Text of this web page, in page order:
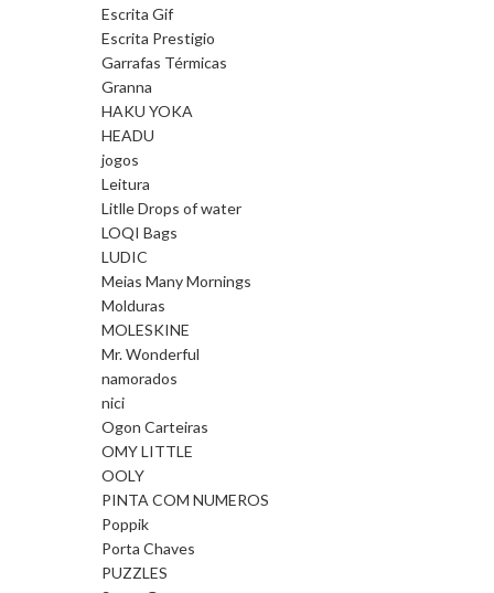
Escrita Gif
Escrita Prestigio
Garrafas Térmicas
Granna
HAKU YOKA
HEADU
jogos
Leitura
Litlle Drops of water
LOQI Bags
LUDIC
Meias Many Mornings
Molduras
MOLESKINE
Mr. Wonderful
namorados
nici
Ogon Carteiras
OMY LITTLE
OOLY
PINTA COM NUMEROS
Poppik
Porta Chaves
PUZZLES